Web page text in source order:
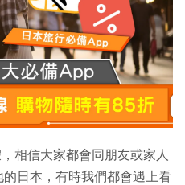
相信大家都會同朋友或家人
日本，有時我們都會遇上看